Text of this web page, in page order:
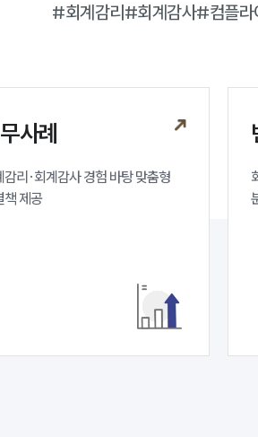
#회계감리#회계감사#컴플라
사례
감리·회계감사 경험 바탕 맞춤형
책 제공